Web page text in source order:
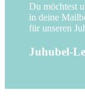
Du möchtest
in deine
für unseren
Juhubel-